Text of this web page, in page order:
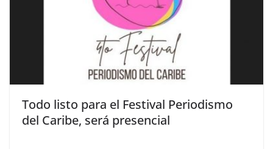
Todo listo para el Festival Periodismo
del Caribe, será presencial